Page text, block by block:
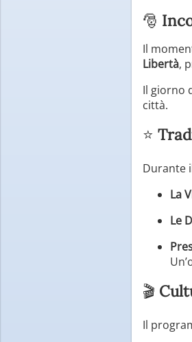
🎅
Il
Libertà,
Il giorno
città.
⭐
Durante
La
Le
🎬
Il